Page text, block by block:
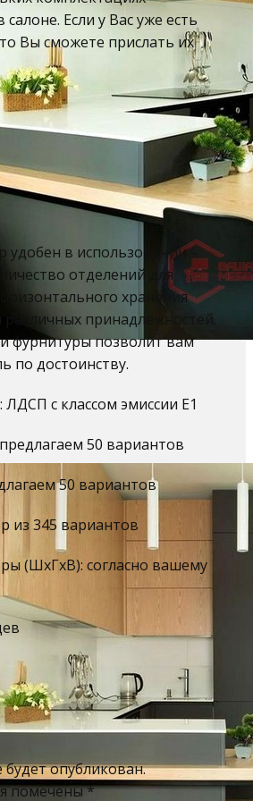
Если у Вас уже есть
Вы сможете прислать их
удобен в использовании –
отделений для
хранения
различных принадлежностей.
фурнитуры позволит вам
по достоинству.
с классом эмиссии Е1
50 вариантов
50 вариантов
из 345 вариантов
(ШхГхВ): согласно вашему
опубликован.
помечены*